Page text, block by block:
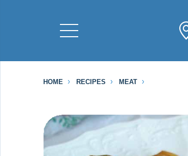
HOME RECIPES MEAT